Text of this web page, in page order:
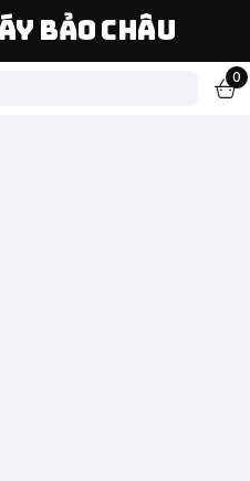
Bảo Châu
0